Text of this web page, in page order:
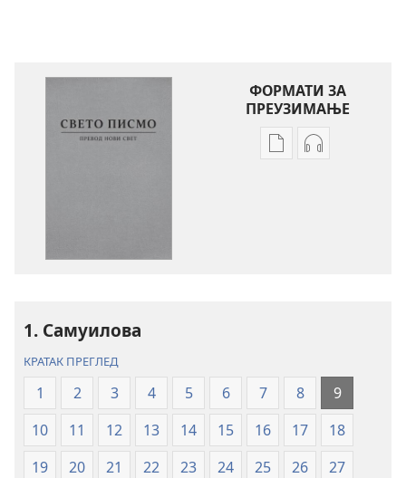
ФОРМАТИ ЗА
ПРЕУЗИМАЊЕ
Формати
(ревидирано
издање
2019)
Формати
(ревидирано
издање
2019)
1. Самуилова
КРАТАК ПРЕГЛЕД
1 2 3 4 5 6 7 8
9
10
11 12 13 14 15 16 17
18
19
20 21 22 23 24 25 26
27